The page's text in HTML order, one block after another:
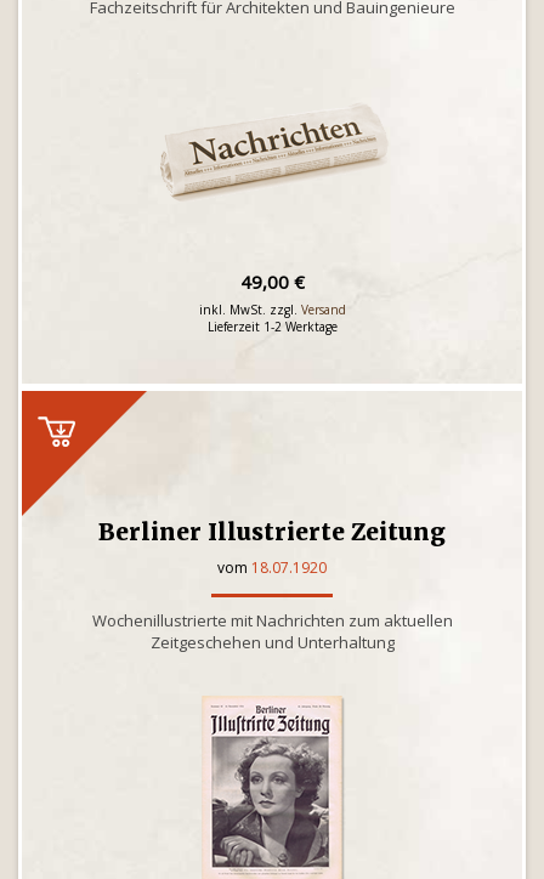
Fachzeitschrift für Architekten und Bauingenieure
49,00 €
inkl. MwSt. zzgl. Versand
Lieferzeit 1-2 Werktage
Berliner Illustrierte Zeitung
vom 18.07.1920
Wochenillustrierte mit Nachrichten zum aktuellen
Zeitgeschehen und Unterhaltung